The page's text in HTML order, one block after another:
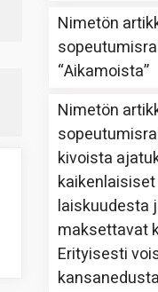
Nimetön
“Aikamoista”
Nimetön
kivoista
laiskuudesta
maksettavat
Erityisesti